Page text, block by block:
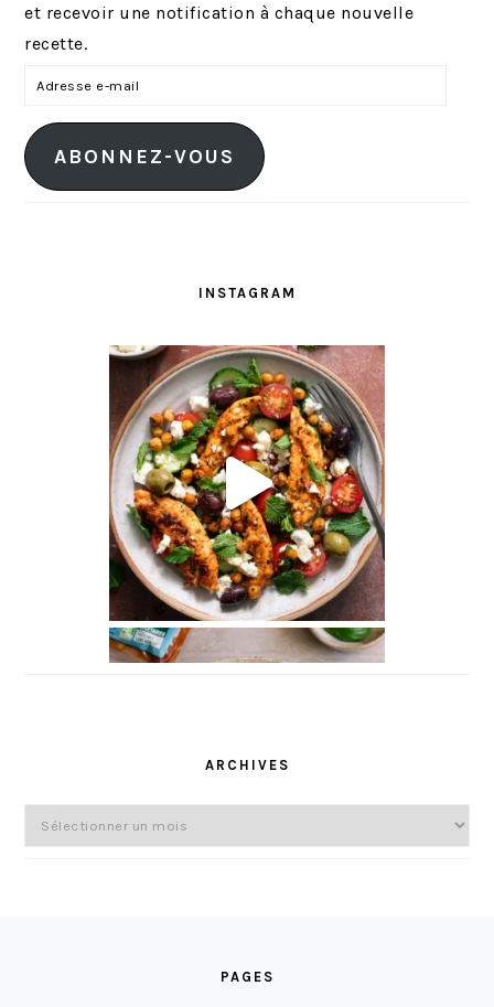
et recevoir une notification à chaque nouvelle
recette.
r
e
ABONNEZ-VOUS
INSTAGRAM
ARCHIVES
Archives
PAGES